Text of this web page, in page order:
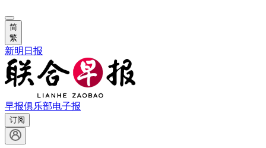
简
繁
新明日报
早报俱乐部电子报
订阅